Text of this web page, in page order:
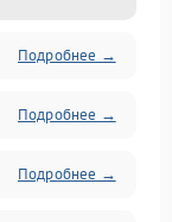
Подробнее →
Подробнее →
Подробнее →